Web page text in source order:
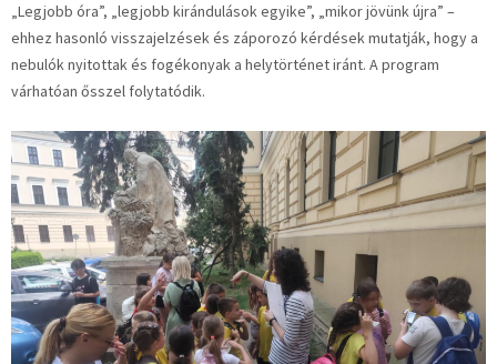
„Legjobb óra”, „legjobb kirándulások egyike”, „mikor jövünk újra” –
ehhez hasonló visszajelzések és záporozó kérdések mutatják, hogy a
nebulók nyitottak és fogékonyak a helytörténet iránt. A program
várhatóan ősszel folytatódik.